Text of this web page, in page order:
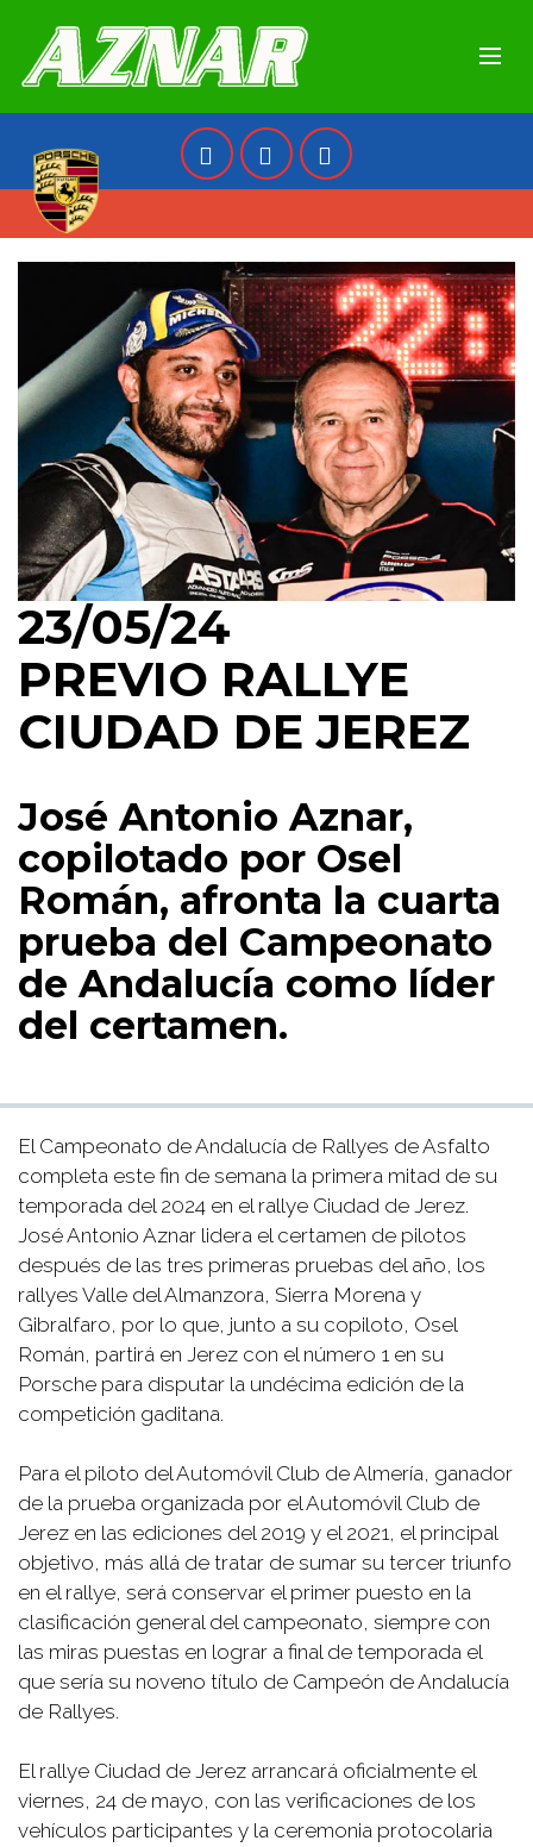
AZNAR
23/05/24
PREVIO RALLYE
CIUDAD DE JEREZ
José Antonio Aznar,
copilotado por Osel
Román, afronta la cuarta
prueba del Campeonato
de Andalucía como líder
del certamen.
El Campeonato de Andalucía de Rallyes de Asfalto
completa este fin de semana la primera mitad de su
temporada del 2024 en el rallye Ciudad de Jerez.
José Antonio Aznar lidera el certamen de pilotos
después de las tres primeras pruebas del año, los
rallyes Valle del Almanzora, Sierra Morena y
Gibralfaro, por lo que, junto a su copiloto, Osel
Román, partirá en Jerez con el número 1 en su
Porsche para disputar la undécima edición de la
competición gaditana.
Para el piloto del Automóvil Club de Almería, ganador
de la prueba organizada por el Automóvil Club de
Jerez en las ediciones del 2019 y el 2021, el principal
objetivo, más allá de tratar de sumar su tercer triunfo
en el rallye, será conservar el primer puesto en la
clasificación general del campeonato, siempre con
las miras puestas en lograr a final de temporada el
que sería su noveno título de Campeón de Andalucía
de Rallyes.
El rallye Ciudad de Jerez arrancará oficialmente el
viernes, 24 de mayo, con las verificaciones de los
vehículos participantes y la ceremonia protocolaria